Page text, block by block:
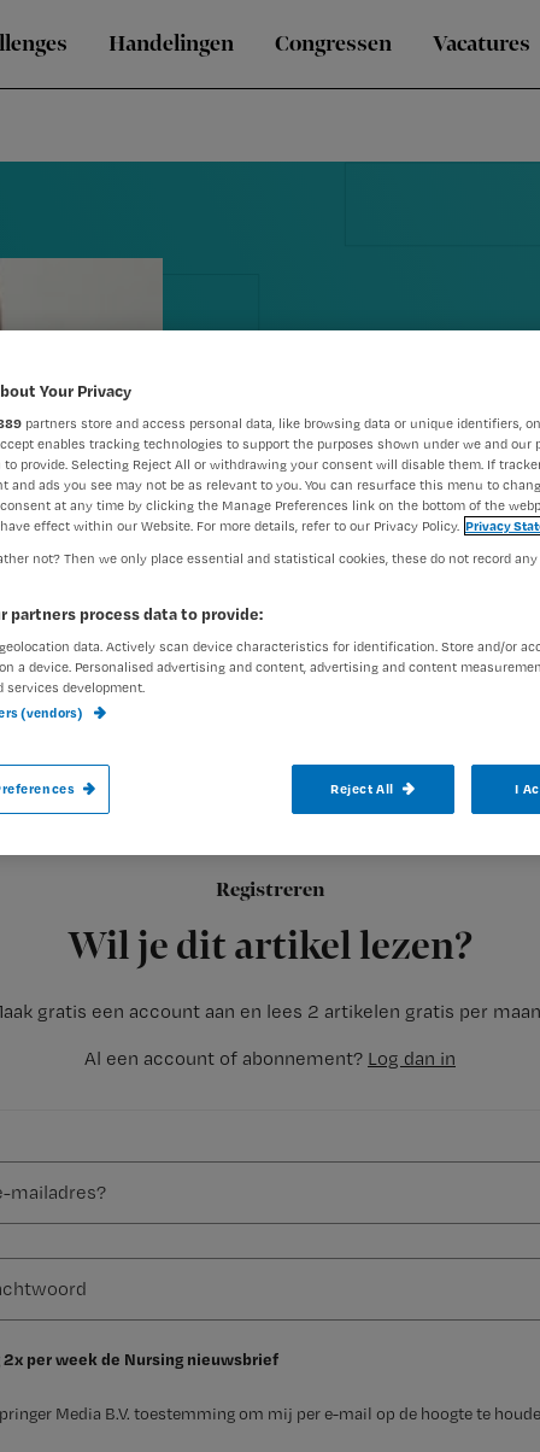
Handelingen Congressen Vacatures
‘Ik pleit
hbo’ers op
Auteur:
Registreren
Wil je dit artikel lezen?
gratis een account aan en lees 2 artikelen gratis per
Al een account of abonnement? Log dan in
2x per week de Nursing nieuwsbrief
Media B.V. toestemming om mij per e-mail op de hoogte te
In ziekenhuizen waar het aantal
ziekenhuizen met minder personeel dat
een internationaal onderzoeksteam in
Your Privacy
partners store and access personal data, like browsing data or unique identifiers,
enables tracking technologies to support the purposes shown under we and our
to provide. Selecting Reject All or withdrawing your consent will disable them. If
and ads you see may not be as relevant to you. You can resurface this menu to
at any time by clicking the Manage Preferences link on the bottom of the
effect within our Website. For more details, refer to our Privacy Policy. Privacy
not? Then we only place essential and statistical cookies, these do not record
partners process data to provide:
data. Actively scan device characteristics for identification. Store and/or
a device. Personalised advertising and content, advertising and content
services development.
(vendors)
Reject All I